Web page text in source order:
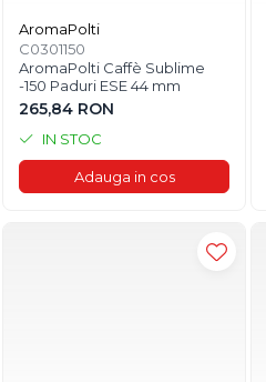
AromaPolti
C0301150
AromaPolti Caffè Sublime
-150 Paduri ESE 44 mm
265,84 RON
IN STOC
Adauga in cos